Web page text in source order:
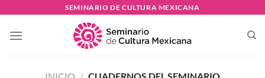
content
SEMINARIO DE CULTURA MEXICANA